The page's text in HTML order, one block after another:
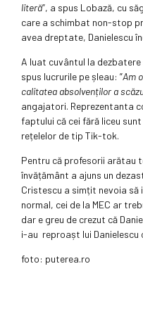
literă”, a spus Lobază, cu
care a schimbat non-stop
avea dreptate, Danielescu
A luat cuvântul la
spus lucrurile pe șleau: ”Am
calitatea absolvenților a
angajatori. Reprezentanta
faptului că cei fără liceu
rețelelor de tip Tik-tok.
Pentru că profesorii arătau
învățământ a ajuns un
Cristescu a simțit nevoia să
normal, cei de la MEC ar
dar e greu de crezut că
i-au reproașt lui
foto: puterea.ro